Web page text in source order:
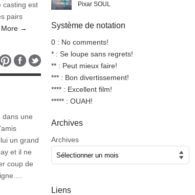
casting est
pairs
More →
dans une
un grand
et il ne
coup de
Pixar SOUL
Système de notation
0 : No comments!
* : Se loupe sans regrets!
** : Peut mieux faire!
*** : Bon divertissement!
**** : Excellent film!
***** : OUAH!
Archives
Archives
Liens